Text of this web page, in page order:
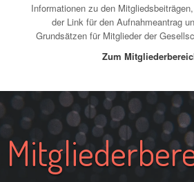
Informationen zu den
der Link für den Aufnahmeantrag
Grundsätzen für Mitglieder der
Zum